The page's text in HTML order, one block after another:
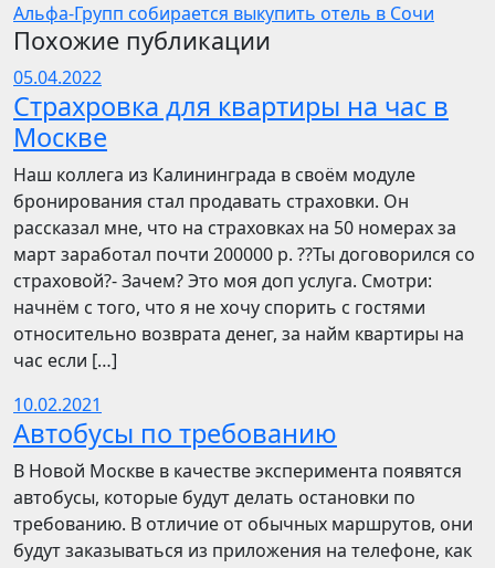
Альфа-Групп собирается выкупить отель в Сочи
Похожие публикации
05.04.2022
Страхровка для квартиры на час в
Москве
Наш коллега из Калининграда в своём модуле
бронирования стал продавать страховки. Он
рассказал мне, что на страховках на 50 номерах за
март заработал почти 200000 р. ??Ты договорился со
страховой?- Зачем? Это моя доп услуга. Смотри:
начнём с того, что я не хочу спорить с гостями
относительно возврата денег, за найм квартиры на
час если […]
10.02.2021
Автобусы по требованию
В Новой Москве в качестве эксперимента появятся
автобусы, которые будут делать остановки по
требованию. В отличие от обычных маршрутов, они
будут заказываться из приложения на телефоне, как